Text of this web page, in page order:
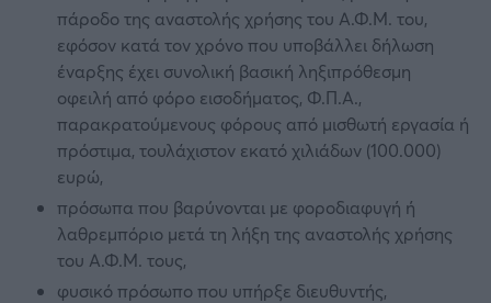
πάροδο της αναστολής χρήσης του Α.Φ.Μ. του,
εφόσον κατά τον χρόνο που υποβάλλει δήλωση
έναρξης έχει συνολική βασική ληξιπρόθεσμη
οφειλή από φόρο εισοδήματος, Φ.Π.Α.,
παρακρατούμενους φόρους από μισθωτή εργασία ή
πρόστιμα, τουλάχιστον εκατό χιλιάδων (100.000)
ευρώ,
πρόσωπα που βαρύνονται με φοροδιαφυγή ή
λαθρεμπόριο μετά τη λήξη της αναστολής χρήσης
του Α.Φ.Μ. τους,
φυσικό πρόσωπο που υπήρξε διευθυντής,